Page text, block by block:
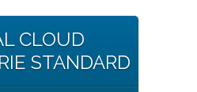
CLOUD
STANDARD